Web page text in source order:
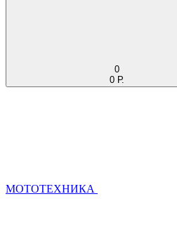
0
0 Р.
МОТОТЕХНИКА